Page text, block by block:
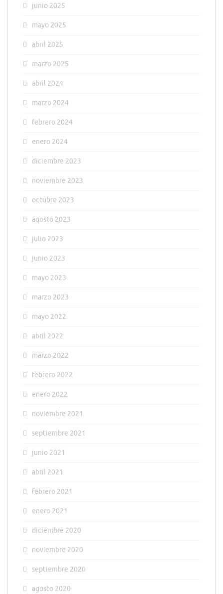
junio 2025
mayo 2025
abril 2025
marzo 2025
abril 2024
marzo 2024
febrero 2024
enero 2024
diciembre 2023
noviembre 2023
octubre 2023
agosto 2023
julio 2023
junio 2023
mayo 2023
marzo 2023
mayo 2022
abril 2022
marzo 2022
febrero 2022
enero 2022
noviembre 2021
septiembre 2021
junio 2021
abril 2021
febrero 2021
enero 2021
diciembre 2020
noviembre 2020
septiembre 2020
agosto 2020